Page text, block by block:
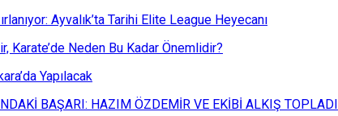
Ayvalık’ta Tarihi Elite League Heyecanı
Karate’de Neden Bu Kadar Önemlidir?
Yapılacak
BAŞARI: HAZIM ÖZDEMİR VE EKİBİ ALKIŞ TOPLADI